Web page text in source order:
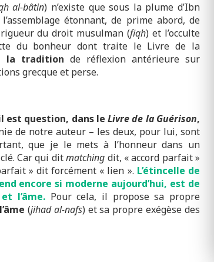
al-bâtin) n’existe que sous la plume d’Ibn
étonnant, de prime abord, de
du droit musulman (fiqh) et l’occulte
du bonheur dont traite le Livre de la
la tradition de réflexion antérieure sur
grecque et perse.
il est question, dans leLivre de la Guérison,
de notre auteur – les deux, pour lui, sont
que je le mets à l’honneur dans un
Car qui ditmatching dit, « accord parfait »
» dit forcément « lien ». L’étincelle de
encore si moderne aujourd’hui, est de
l’âme. Pour cela, il propose sa propre
(jihad al-nafs) et sa propre exégèse des